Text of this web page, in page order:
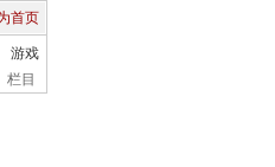
首页
游戏
栏目